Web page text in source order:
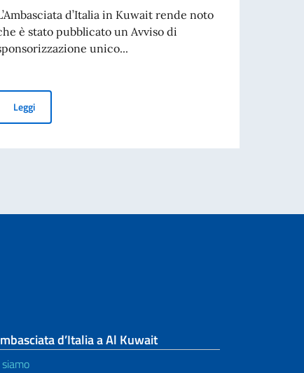
Business
d’Italia in Kuwait rende noto
è stato pubblicato un Avviso di
unico...
LeggiAVVISO PUBBLICO DI SPONSORIZZAZIONE PER LA RICERCA E
d’Italia a Al Kuwait